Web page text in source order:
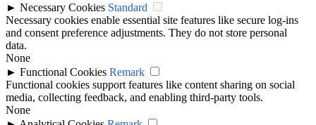
► Necessary Cookies Standard
Necessary cookies enable essential site features like secure log-ins
and consent preference adjustments. They do not store personal
data.
None
► Functional Cookies Remark
Functional cookies support features like content sharing on social
media, collecting feedback, and enabling third-party tools.
None